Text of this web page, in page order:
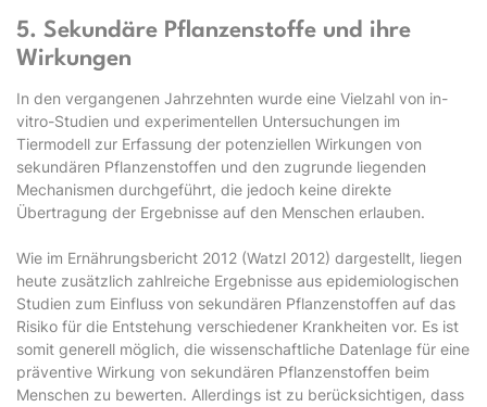
5. Sekundäre Pflanzenstoffe und ihre
Wirkungen
In den vergangenen Jahrzehnten wurde eine Vielzahl von in-
vitro-Studien und experimentellen Untersuchungen im
Tiermodell zur Erfassung der potenziellen Wirkungen von
sekundären Pflanzenstoffen und den zugrunde liegenden
Mechanismen durchgeführt, die jedoch keine direkte
Übertragung der Ergebnisse auf den Menschen erlauben.
Wie im Ernährungsbericht 2012 (Watzl 2012) dargestellt, liegen
heute zusätzlich zahlreiche Ergebnisse aus epidemiologischen
Studien zum Einfluss von sekundären Pflanzenstoffen auf das
Risiko für die Entstehung verschiedener Krankheiten vor. Es ist
somit generell möglich, die wissenschaftliche Datenlage für eine
präventive Wirkung von sekundären Pflanzenstoffen beim
Menschen zu bewerten. Allerdings ist zu berücksichtigen, dass